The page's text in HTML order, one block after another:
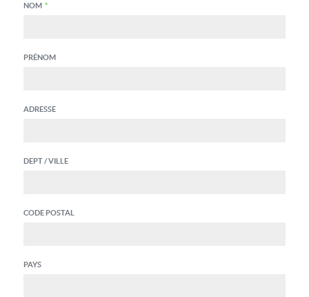
NOM *
PRÉNOM
ADRESSE
DEPT / VILLE
CODE POSTAL
PAYS